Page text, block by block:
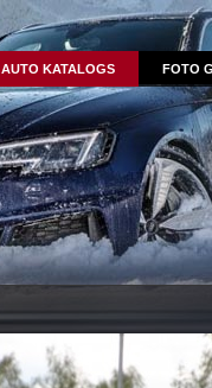
AUTO KATALOGS FOTO